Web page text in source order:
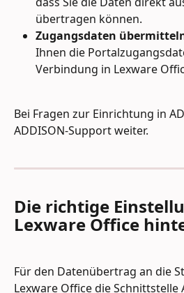
übertragen können.
Zugangsdaten
Ihnen die
Verbindung in Lexware
Bei Fragen zur Einrichtung in
ADDISON-Support weiter.
Die richtige
Lexware Office
Für den Datenübertrag an die
Lexware Office die Schnittstelle